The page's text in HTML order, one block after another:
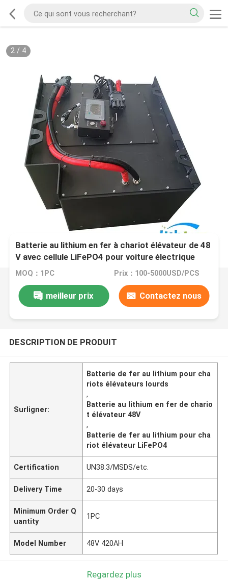
2/ 4
Batterie au lithium en fer à chariot élévateur de 48
V avec cellule LiFePO4 pour voiture électrique
lourde
MOQ：1PC Prix：100-5000USD/PCS
meilleur prix Contactez nous
DESCRIPTION DE PRODUIT
Surligner:
Batterie de fer au lithium pour cha
riots élévateurs lourds
,
Batterie au lithium en fer de chario
t élévateur 48V
,
Batterie de fer au lithium pour cha
riot élévateur LiFePO4
Certification UN38.3/MSDS/etc.
Delivery Time 20-30 days
Minimum Order Q
uantity
1PC
Model Number 48V 420AH
Regardez plus